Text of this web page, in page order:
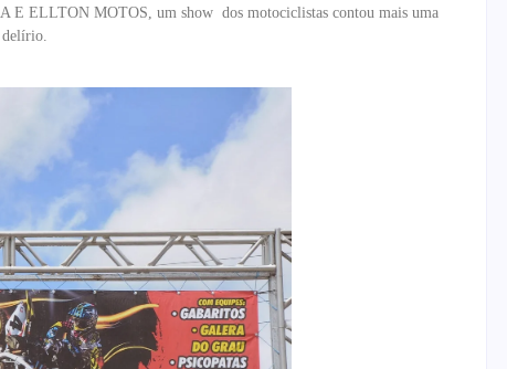
E ELLTON MOTOS, um show dos motociclistas contou mais uma
delírio.